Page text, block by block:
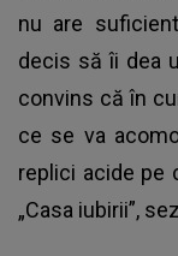
nu are
decis să îi dea
convins că în
ce se va
replici acide pe
„Casa iubirii”,